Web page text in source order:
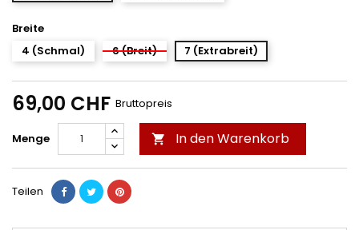
Breite
4 (Schmal)
6 (Breit) 7 (Extrabreit)
69,00 CHF Bruttopreis
Menge  In den Warenkorb
Teilen